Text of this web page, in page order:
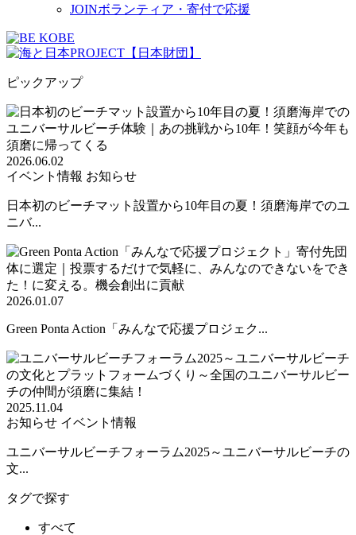
JOINボランティア・寄付で応援
ピックアップ
2026.06.02
イベント情報 お知らせ
日本初のビーチマット設置から10年目の夏！須磨海岸でのユ
ニバ...
2026.01.07
Green Ponta Action「みんなで応援プロジェク...
2025.11.04
お知らせ イベント情報
ユニバーサルビーチフォーラム2025～ユニバーサルビーチの
文...
タグで探す
すべて